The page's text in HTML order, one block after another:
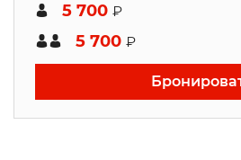
5 700 ₽
5 700 ₽